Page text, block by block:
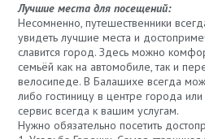
Лучшие места для посещений:
Несомненно, путешественники
увидеть лучшие места и
славится город. Здесь можно
семьёй как на автомобиле, так и
велосипеде. В Балашихе всегда
либо гостиницу в центре города
сервис всегда к вашим услугам.
Нужно обязательно посетить